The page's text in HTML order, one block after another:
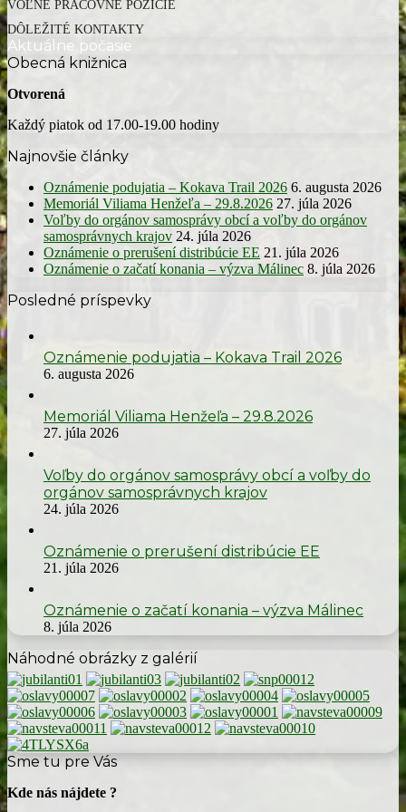
Smernice
Ostatné dokumenty
Organizačná štruktúra
VOĽNÉ PRACOVNÉ POZÍCIE
DÔLEŽITÉ KONTAKTY
Aktuálne počasie
Obecná knižnica
Otvorená
Každý piatok od 17.00-19.00 hodiny
Najnovšie články
Oznámenie podujatia – Kokava Trail 2026 6. augusta 2026
Memoriál Viliama Henžeľa – 29.8.2026 27. júla 2026
Voľby do orgánov samosprávy obcí a voľby do orgánov
samosprávnych krajov 24. júla 2026
Oznámenie o prerušení distribúcie EE 21. júla 2026
Oznámenie o začatí konania – výzva Málinec 8. júla 2026
Posledné príspevky
Oznámenie podujatia – Kokava Trail 2026
6. augusta 2026
Memoriál Viliama Henžeľa – 29.8.2026
27. júla 2026
Voľby do orgánov samosprávy obcí a voľby do
orgánov samosprávnych krajov
24. júla 2026
Oznámenie o prerušení distribúcie EE
21. júla 2026
Oznámenie o začatí konania – výzva Málinec
8. júla 2026
Náhodné obrázky z galérií
Sme tu pre Vás
Kde nás nájdete ?